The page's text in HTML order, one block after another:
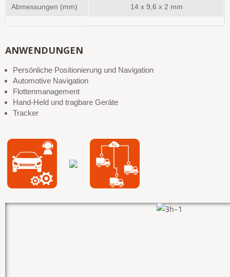
Abmessungen (mm) 14 x 9,6 x 2 mm
ANWENDUNGEN
Persönliche Positionierung und Navigation
Automotive Navigation
Flottenmanagement
Hand-Held und tragbare Geräte
Tracker